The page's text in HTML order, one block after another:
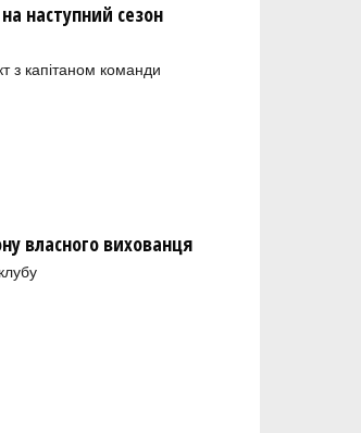
наступний сезон
з капітаном команди
власного вихованця